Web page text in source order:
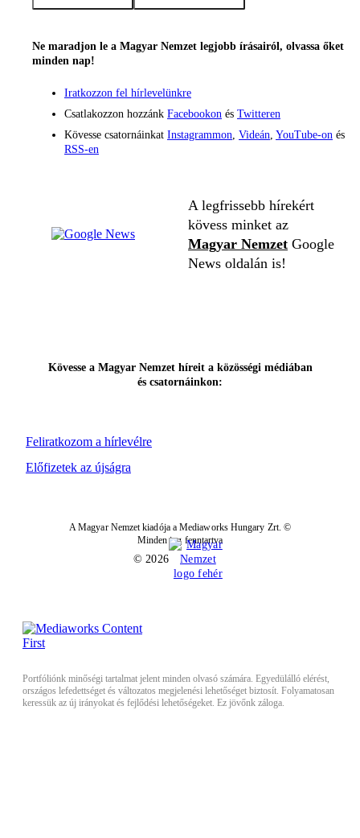
Ne maradjon le a Magyar Nemzet legjobb írásairól, olvassa őket
minden nap!
Iratkozzon fel hírlevelünkre
Csatlakozzon hozzánk Facebookon és Twitteren
Kövesse csatornáinkat Instagrammon, Videán, YouTube-on és
RSS-en
A legfrissebb hírekért
kövess minket az
Magyar Nemzet Google
News oldalán is!
Feliratkozom a hírlevélre
Kövesse a Magyar Nemzet híreit a közösségi médiában
és csatornáinkon:
Előfizetek az újságra
A Magyar Nemzet kiadója a Mediaworks Hungary Zrt. ©
Minden jog fenntartva
© 2026
Portfóliónk minőségi tartalmat jelent minden olvasó számára. Egyedülálló elérést,
országos lefedettséget és változatos megjelenési lehetőséget biztosít. Folyamatosan
keressük az új irányokat és fejlődési lehetőségeket. Ez jövőnk záloga.